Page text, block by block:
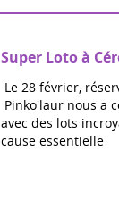
Super Loto à
Le 28 février,
Pinko'laur nous a
avec des lots
cause essentielle